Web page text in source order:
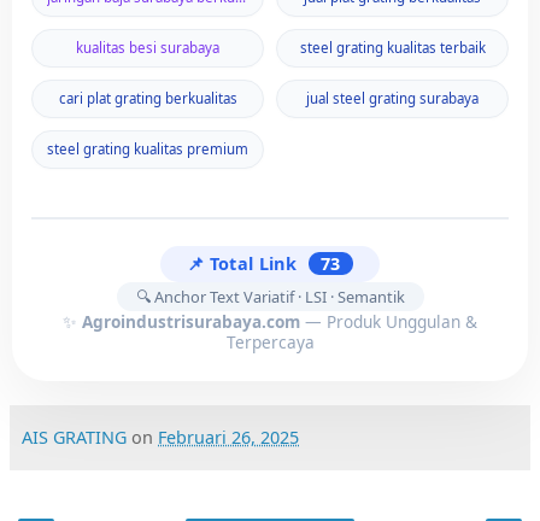
kualitas besi surabaya steel grating kualitas terbaik
cari plat grating berkualitas jual steel grating surabaya
steel grating kualitas premium
📌 Total Link 73
🔍 Anchor Text Variatif · LSI · Semantik
✨ Agroindustrisurabaya.com — Produk Unggulan &
Terpercaya
AIS GRATING on Februari 26, 2025